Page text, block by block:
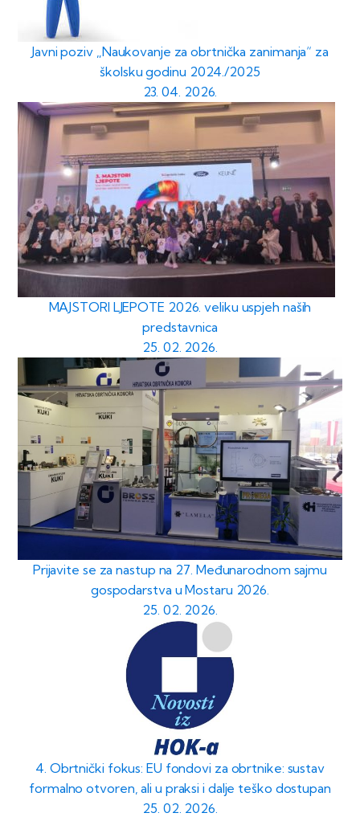
Javni poziv „Naukovanje za obrtnička zanimanja“ za
školsku godinu 2024./2025
23. 04. 2026.
MAJSTORI LJEPOTE 2026. veliku uspjeh naših
predstavnica
25. 02. 2026.
Prijavite se za nastup na 27. Međunarodnom sajmu
gospodarstva u Mostaru 2026.
25. 02. 2026.
4. Obrtnički fokus: EU fondovi za obrtnike: sustav
formalno otvoren, ali u praksi i dalje teško dostupan
25. 02. 2026.